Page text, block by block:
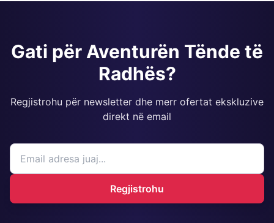
Gati për Aventurën Tënde të
Radhës?
Regjistrohu për newsletter dhe merr ofertat ekskluzive
direkt në email
Regjistrohu